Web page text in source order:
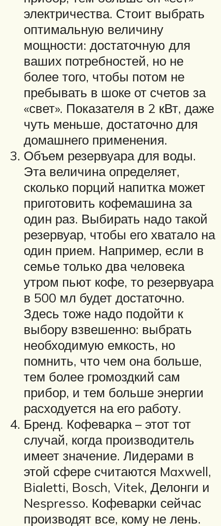
электричества. Стоит выбрать
оптимальную величину
мощности: достаточную для
ваших потребностей, но не
более того, чтобы потом не
пребывать в шоке от счетов за
«свет». Показателя в 2 кВт, даже
чуть меньше, достаточно для
домашнего применения.
Объем резервуара для воды.
Эта величина определяет,
сколько порций напитка может
приготовить кофемашина за
один раз. Выбирать надо такой
резервуар, чтобы его хватало на
один прием. Например, если в
семье только два человека
утром пьют кофе, то резервуара
в 500 мл будет достаточно.
Здесь тоже надо подойти к
выбору взвешенно: выбрать
необходимую емкость, но
помнить, что чем она больше,
тем более громоздкий сам
прибор, и тем больше энергии
расходуется на его работу.
Бренд. Кофеварка – этот тот
случай, когда производитель
имеет значение. Лидерами в
этой сфере считаются Maxwell,
Bialetti, Bosch, Vitek, Делонги и
Nespresso. Кофеварки сейчас
производят все, кому не лень.